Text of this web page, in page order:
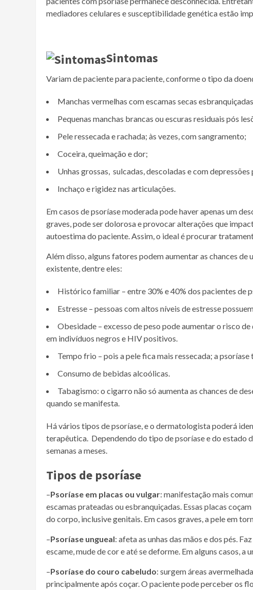
mediadores celulares e susceptibilidade genética estão
Sintomas
Variam de paciente para paciente, conforme o tipo da
Manchas vermelhas com escamas secas
Pequenas manchas brancas ou escuras residuais pós
Pele ressecada e rachada; às vezes, com sangramento;
Coceira, queimação e dor;
Unhas grossas, sulcadas, descoladas e com
Inchaço e rigidez nas articulações.
Em casos de psoríase moderada pode haver apenas um
graves, pode ser dolorosa e provocar alterações que
autoestima do paciente. Assim, o ideal é procurar
Além disso, alguns fatores podem aumentar as chances
existente, dentre eles:
Histórico familiar – entre 30% e 40% dos pacientes de
Estresse – pessoas com altos níveis de estresse
Obesidade – excesso de peso pode aumentar o risco
em indivíduos negros e HIV positivos.
Tempo frio – pois a pele fica mais ressecada; a
Consumo de bebidas alcoólicas.
Tabagismo: o cigarro não só aumenta as chances de
quando se manifesta.
Há vários tipos de psoríase, e o dermatologista poderá
terapêutica. Dependendo do tipo de psoríase e do estado
semanas a meses.
Tipos de psoríase
–Psoríase em placas ou vulgar: manifestação mais
escamas prateadas ou esbranquiçadas. Essas placas
do corpo, inclusive genitais. Em casos graves, a pele em
–Psoríase ungueal: afeta as unhas das mãos e dos pés.
escame, mude de cor e até se deforme. Em alguns casos, a
–Psoríase do couro cabeludo: surgem áreas
principalmente após coçar. O paciente pode perceber os